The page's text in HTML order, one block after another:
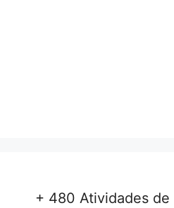
+ 480 Atividades de